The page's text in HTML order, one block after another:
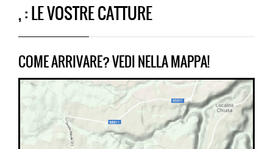
, : LE VOSTRE CATTURE
COME ARRIVARE? VEDI NELLA MAPPA!